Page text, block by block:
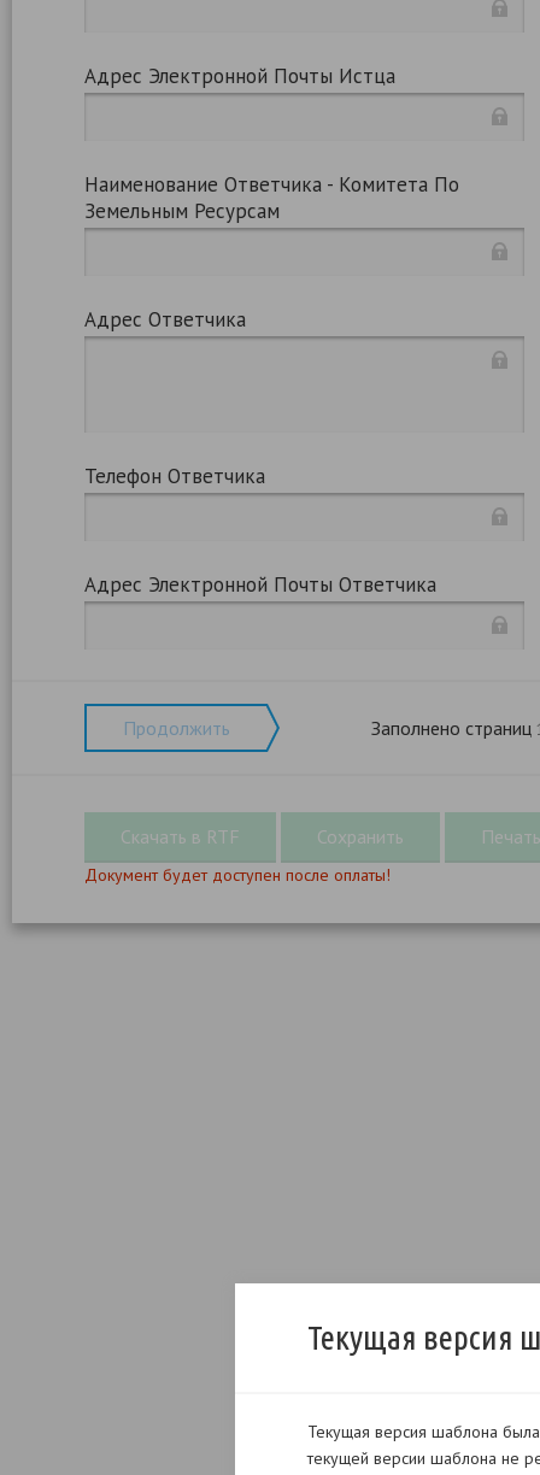
Текущая версия
Текущая версия шаблона
текущей версии шаблона не
Адрес Электронной Почты Истца
Наименование Ответчика - Комитета По
Земельным Ресурсам
Адрес Ответчика
Телефон Ответчика
Адрес Электронной Почты Ответчика
Продолжить Заполнено страниц
Документ будет доступен после оплаты!